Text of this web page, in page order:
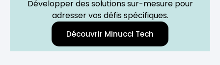
Développer des solutions sur-mesure pour
adresser vos défis spécifiques.
Découvrir Minucci Tech